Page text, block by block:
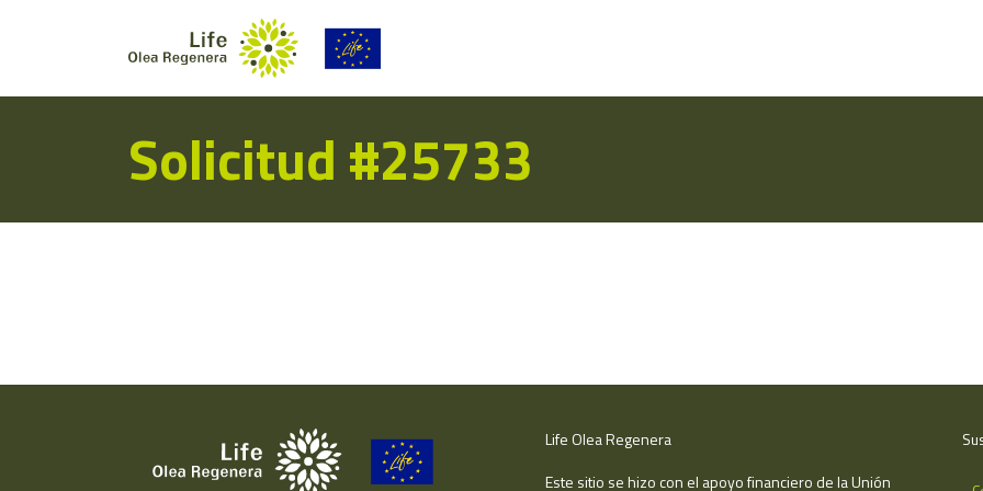
Solicitud #25733
Life Olea Regenera
Este sitio se hizo con el apoyo financiero de la Unión